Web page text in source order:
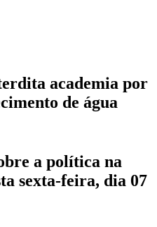
academia por
de água
a política na
sexta-feira, dia 07